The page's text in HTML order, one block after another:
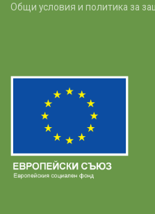
Общи условия и политика за